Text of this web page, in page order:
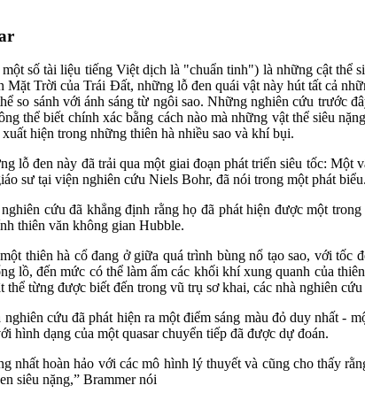
một số tài liệu tiếng Việt dịch là "chuẩn tinh") là những cật
Mặt Trời của Trái Đất, những lỗ đen quái vật này hút tất cả
so sánh với ánh sáng từ ngôi sao. Những nghiên cứu trước
thể biết chính xác bằng cách nào mà những vật thể siêu
hiện trong những thiên hà nhiều sao và khí bụi.
lỗ đen này đã trải qua một giai đoạn phát triển siêu tốc:
sư tại viện nghiên cứu Niels Bohr, đã nói trong một phát biểu.
cứu đã khẳng định rằng họ đã phát hiện được một
thiên văn không gian Hubble.
thiên hà cổ đang ở giữa quá trình bùng nổ tạo sao, với
lồ, đến mức có thể làm ấm các khối khí xung quanh của
thể từng được biết đến trong vũ trụ sơ khai, các nhà nghiên
cứu đã phát hiện ra một điểm sáng màu đỏ duy nhất
hình dạng của một quasar chuyển tiếp đã được dự đoán.
nhất hoàn hảo với các mô hình lý thuyết và cũng cho thấy
siêu nặng,” Brammer nói